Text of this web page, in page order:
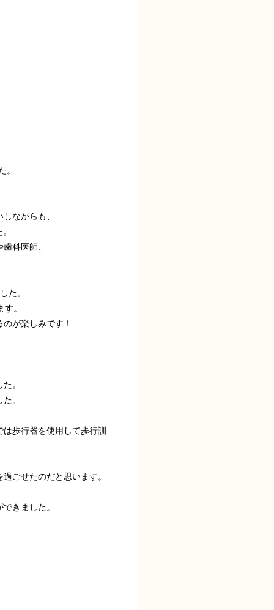
。
ながらも、
科医師、
た。
。
が楽しみです！
。
。
歩行器を使用して歩行訓
ごせたのだと思います。
きました。